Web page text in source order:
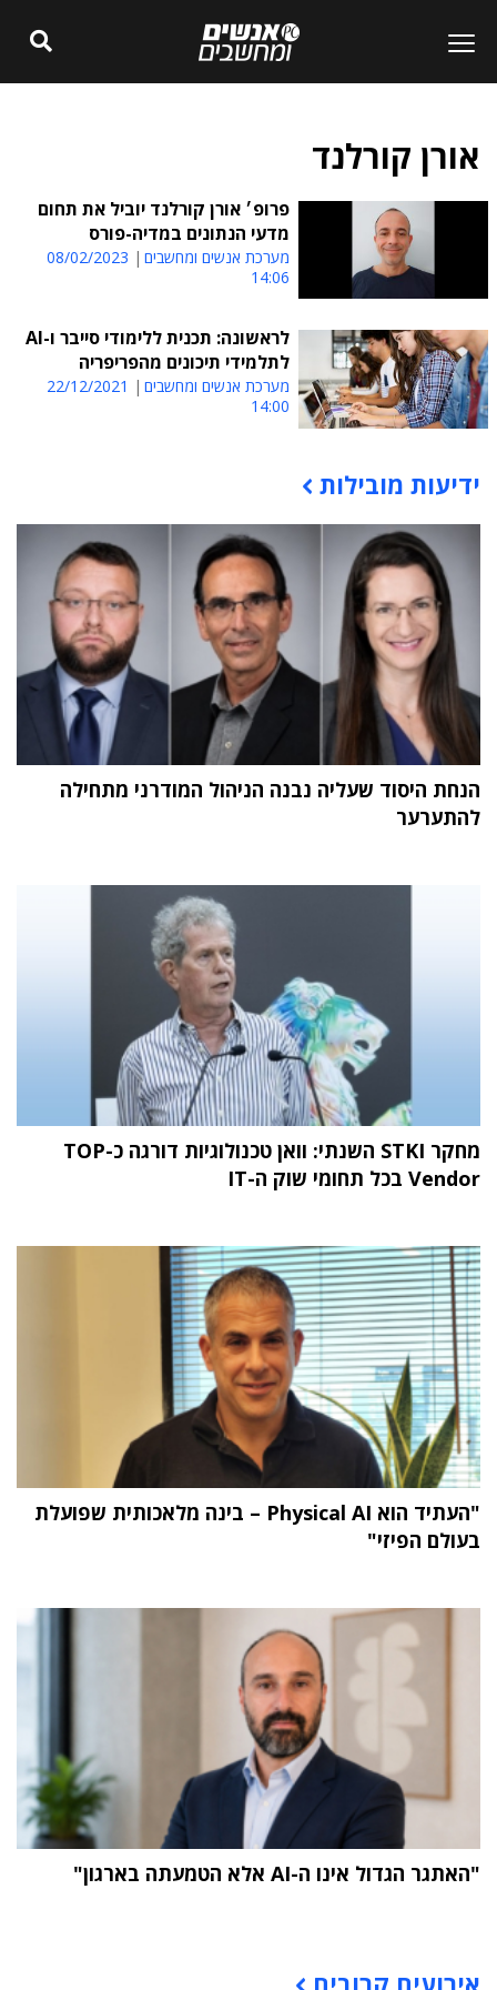
אורן קורלנד
פרופ׳ אורן קורלנד יוביל את תחום
מדעי הנתונים במדיה-פורס
מערכת אנשים ומחשבים
08/02/2023
14:06
לראשונה: תכנית ללימודי סייבר ו-AI
לתלמידי תיכונים מהפריפריה
מערכת אנשים ומחשבים
22/12/2021
14:00
תוכן פרסומי
ידיעות מובילות
הנחת היסוד שעליה נבנה הניהול המודרני מתחילה
להתערער
מחקר STKI השנתי: וואן טכנולוגיות דורגה כ-TOP
Vendor בכל תחומי שוק ה-IT
"העתיד הוא Physical AI – בינה מלאכותית שפועלת
בעולם הפיזי"
"האתגר הגדול אינו ה-AI אלא הטמעתה בארגון"
אירועים קרובים